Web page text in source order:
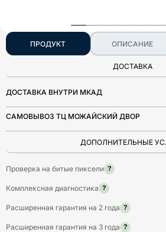
ПРОДУКТ ОПИСАНИЕ
ДОСТАВКА
ДОСТАВКА ВНУТРИ МКАД
САМОВЫВОЗ ТЦ МОЖАЙСКИЙ ДВОР
ДОПОЛНИТЕЛЬНЫЕ
Проверка на битые пиксели ?
Комплексная диагностика ?
Расширенная гарантия на 2 года ?
Расширенная гарантия на 3 года ?